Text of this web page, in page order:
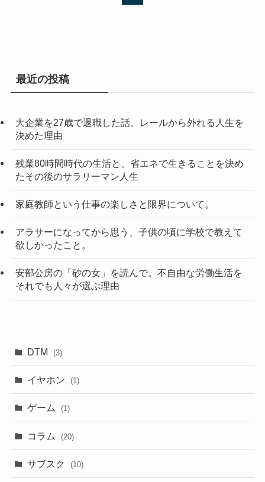
最近の投稿
大企業を27歳で退職した話。レールから外れる人生を
決めた理由
残業80時間時代の生活と、省エネで生きることを決め
たその後のサラリーマン人生
家庭教師という仕事の楽しさと限界について。
アラサーになってから思う、子供の頃に学校で教えて
欲しかったこと。
安部公房の「砂の女」を読んで。不自由な労働生活を
それでも人々が選ぶ理由
DTM (3)
イヤホン (1)
ゲーム (1)
コラム (20)
サブスク (10)